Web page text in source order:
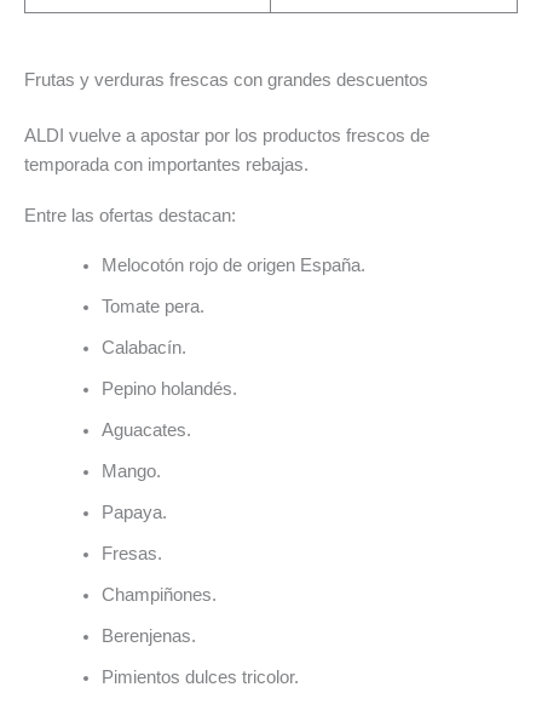
Frutas y verduras frescas con grandes descuentos
ALDI vuelve a apostar por los productos frescos de
temporada con importantes rebajas.
Entre las ofertas destacan:
Melocotón rojo de origen España.
Tomate pera.
Calabacín.
Pepino holandés.
Aguacates.
Mango.
Papaya.
Fresas.
Champiñones.
Berenjenas.
Pimientos dulces tricolor.